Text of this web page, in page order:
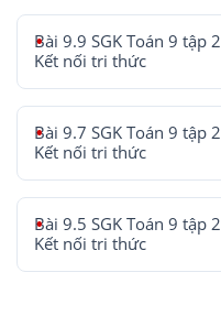
Bài 9.9 SGK Toán 9 tập 2
Kết nối tri thức
Bài 9.7 SGK Toán 9 tập 2
Kết nối tri thức
Bài 9.5 SGK Toán 9 tập 2
Kết nối tri thức